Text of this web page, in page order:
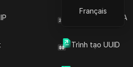
Trình tạo mã 2FA
Trình tạo UUID
Français
WebMoney + Chống